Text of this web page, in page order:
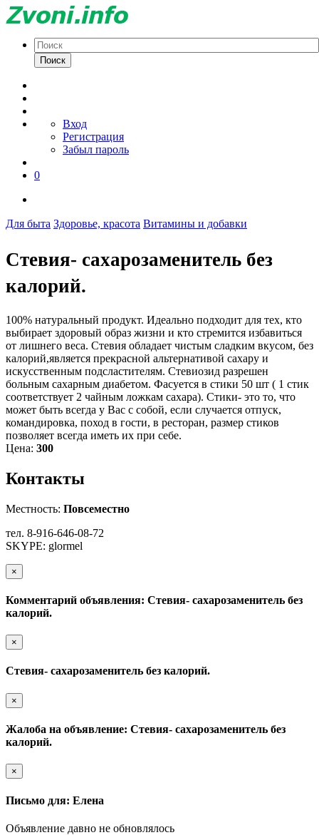
Поиск
Вход
Регистрация
Забыл пароль
0
Для быта Здоровье, красота Витамины и добавки
Стевия- сахарозаменитель без
калорий.
100% натуральный продукт. Идеально подходит для тех, кто
выбирает здоровый образ жизни и кто стремится избавиться
от лишнего веса. Стевия обладает чистым сладким вкусом, без
калорий,является прекрасной альтернативой сахару и
искусственным подсластителям. Стевиозид разрешен
больным сахарным диабетом. Фасуется в стики 50 шт ( 1 стик
соответствует 2 чайным ложкам сахара). Стики- это то, что
может быть всегда у Вас с собой, если случается отпуск,
командировка, поход в гости, в ресторан, размер стиков
позволяет всегда иметь их при себе.
Цена: 300
Контакты
Местность: Повсеместно
тел. 8-916-646-08-72
SKYPE: glormel
×
Комментарий объявления: Стевия- сахарозаменитель без
калорий.
×
Стевия- сахарозаменитель без калорий.
×
Жалоба на объявление: Стевия- сахарозаменитель без
калорий.
×
Письмо для: Елена
Объявление давно не обновлялось